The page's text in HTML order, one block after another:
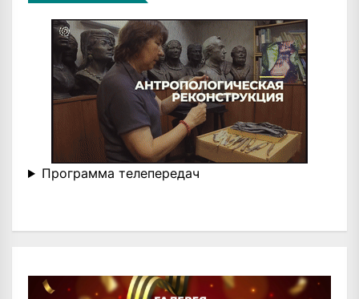
Программа телепередач